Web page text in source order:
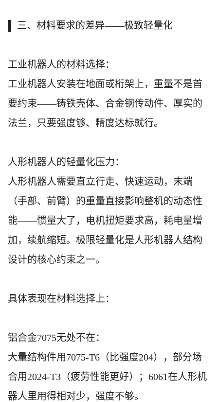
▌ 三、材料要求的差异——极致轻量化
工业机器人的材料选择：
工业机器人安装在地面或桁架上，重量不是首
要约束——铸铁壳体、合金钢传动件、厚实的
法兰，只要强度够、精度达标就行。
人形机器人的轻量化压力：
人形机器人需要直立行走、快速运动，末端
（手部、前臂）的重量直接影响整机的动态性
能——惯量大了，电机扭矩要求高，耗电量增
加，续航缩短。极限轻量化是人形机器人结构
设计的核心约束之一。
具体表现在材料选择上：
铝合金7075无处不在：
大量结构件用7075-T6（比强度204），部分场
合用2024-T3（疲劳性能更好）；6061在人形机
器人里用得相对少，强度不够。